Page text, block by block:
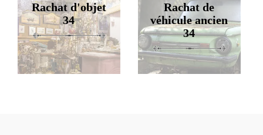
Rachat d'objet
34
Rachat de
véhicule ancien
34